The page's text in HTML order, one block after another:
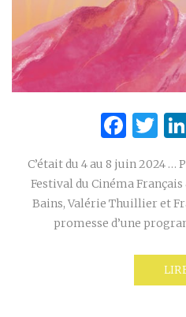
C’était du 4 au 8 juin 2024 …
Festival du Cinéma
Bains, Valérie Thuillier et
promesse d’une